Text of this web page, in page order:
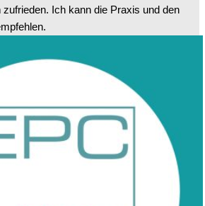
Ich kann die Praxis und den